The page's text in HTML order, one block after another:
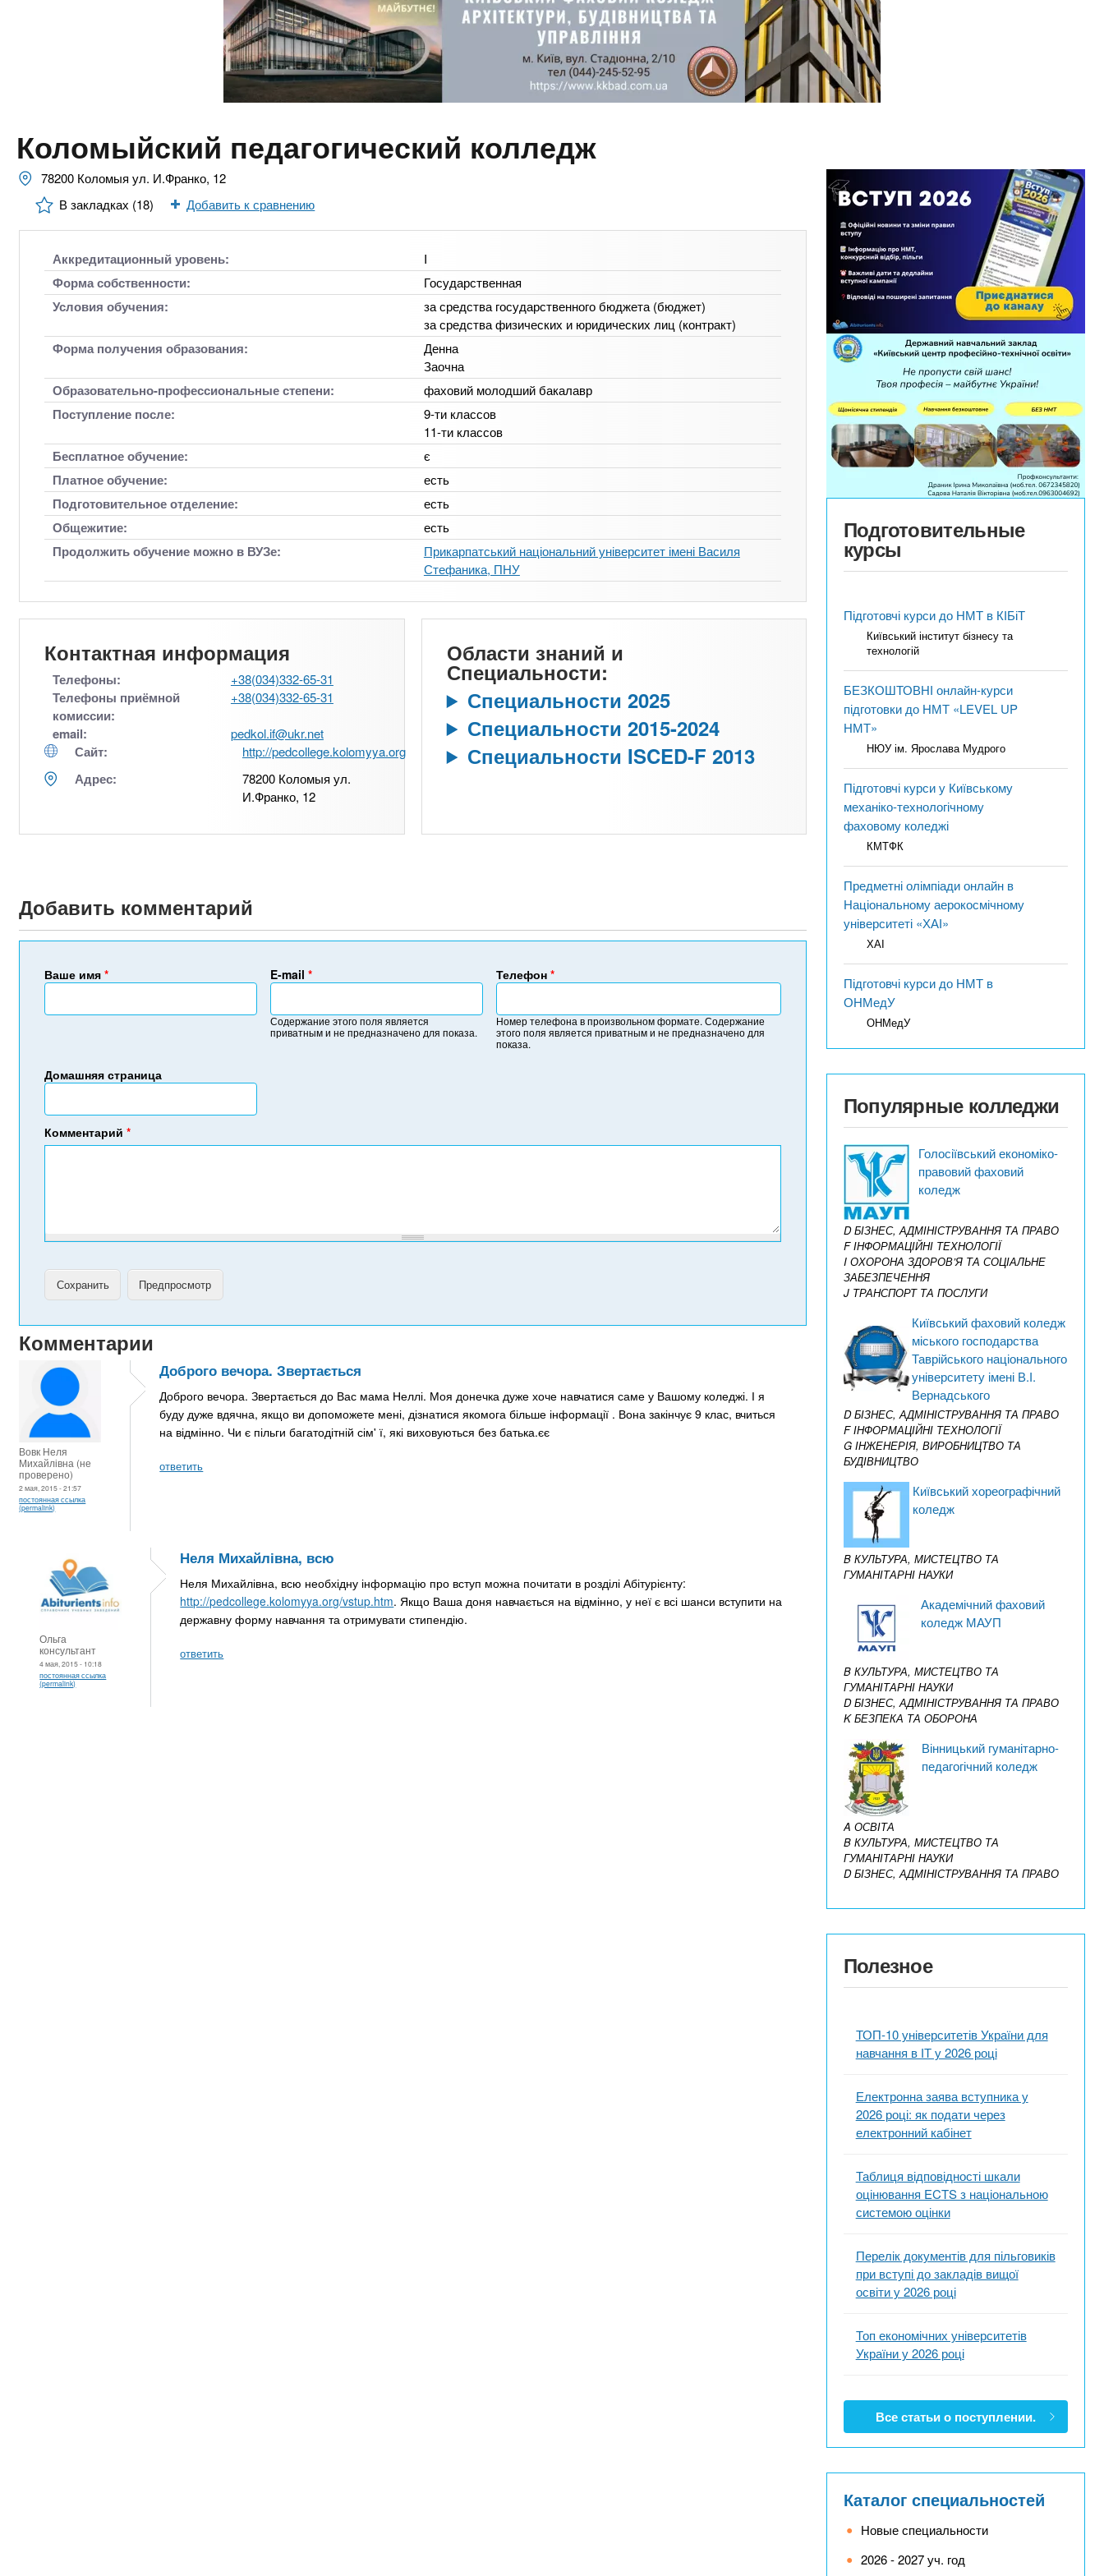
.
i
n
o
е
н
и
Коломыйский педагогический колледж
78200 Коломыя ул. И.Франко, 12
В закладках (18)
Добавить к сравнению
Аккредитационный уровень: I
Форма собственности: Государственная
Условия обучения:
за средства государственного бюджета (бюджет)
за средства физических и юридических лиц (контракт)
Форма получения образования:
Денна
Заочна
Образовательно-профессиональные степени: фаховий молодший бакалавр
Поступление после:
9-ти классов
11-ти классов
Бесплатное обучение: є
Платное обучение: есть
Подготовительное отделение: есть
Общежитие: есть
Продолжить обучение можно в ВУЗе:
Прикарпатський національний університет імені Василя
Стефаника, ПНУ
Контактная информация
Телефоны: +38(034)332-65-31
Телефоны приёмной
комиссии:
+38(034)332-65-31
email: pedkol.if@ukr.net
Сайт: http://pedcollege.kolomyya.org
Адрес:
78200 Коломыя ул.
И.Франко, 12
Области знаний и
Специальности:
Специальности 2025
Специальности 2015-2024
Специальности ISCED-F 2013
Добавить комментарий
Ваше имя* E-mail *
Содержание этого поля является
приватным и не предназначено для показа.
Домашняя страница
Телефон *
Н
м
е
Номер телефона в произвольном формате. Содержание
этого поля является приватным и не предназначено для
показа.
Комментарий*
Комментарии
Вовк Неля
Михайлівна (не
проверено)
2 мая, 2015 - 21:57
постоянная ссылка
(permalink)
Доброго вечора. Звертається
Доброго вечора. Звертається до Вас мама Неллі. Моя донечка дуже хоче навчатися саме у Вашому коледжі. І я
буду дуже вдячна, якщо ви допоможете мені, дізнатися якомога більше інформації . Вона закінчує 9 клас, вчиться
на відмінно. Чи є пільги багатодітній сім' ї, які виховуються без батька.єє
ответить
Ольга
консультант
4 мая, 2015 - 10:18
постоянная ссылка
(permalink)
Неля Михайлівна, всю
Неля Михайлівна, всю необхідну інформацію про вступ можна почитати в розділі Абітурієнту:
http://pedcollege.kolomyya.org/vstup.htm. Якщо Ваша доня навчається на відмінно, у неї є всі шанси вступити на
державну форму навчання та отримувати стипендію.
ответить
Подготовительные
курсы
Підготовчі курси до НМТ в КІБіТ
Київський інститут бізнесу та
технологій
БЕЗКОШТОВНІ онлайн-курси
підготовки до НМТ «LEVEL UP
НМТ»
НЮУ ім. Ярослава Мудрого
Підготовчі курси у Київському
механіко-технологічному
фаховому коледжі
КМТФК
Предметні олімпіади онлайн в
Національному аерокосмічному
університеті «ХАІ»
ХАІ
Підготовчі курси до НМТ в
ОНМедУ
ОНМедУ
Популярные колледжи
Голосіївський економіко-
правовий фаховий
коледж
D БІЗНЕС, АДМІНІСТРУВАННЯ ТА ПРАВО
F ІНФОРМАЦІЙНІ ТЕХНОЛОГІЇ
I ОХОРОНА ЗДОРОВ’Я ТА СОЦІАЛЬНЕ
ЗАБЕЗПЕЧЕННЯ
J ТРАНСПОРТ ТА ПОСЛУГИ
Київський фаховий коледж
міського господарства
Таврійського національного
університету імені В.І.
Вернадського
D БІЗНЕС, АДМІНІСТРУВАННЯ ТА ПРАВО
F ІНФОРМАЦІЙНІ ТЕХНОЛОГІЇ
G ІНЖЕНЕРІЯ, ВИРОБНИЦТВО ТА
БУДІВНИЦТВО
Київський хореографічний
коледж
B КУЛЬТУРА, МИСТЕЦТВО ТА
ГУМАНІТАРНІ НАУКИ
Академічний фаховий
коледж МАУП
B КУЛЬТУРА, МИСТЕЦТВО ТА
ГУМАНІТАРНІ НАУКИ
D БІЗНЕС, АДМІНІСТРУВАННЯ ТА ПРАВО
K БЕЗПЕКА ТА ОБОРОНА
Вінницький гуманітарно-
педагогічний коледж
A ОСВІТА
B КУЛЬТУРА, МИСТЕЦТВО ТА
ГУМАНІТАРНІ НАУКИ
D БІЗНЕС, АДМІНІСТРУВАННЯ ТА ПРАВО
Полезное
ТОП-10 університетів України для
навчання в ІТ у 2026 році
Електронна заява вступника у
2026 році: як подати через
електронний кабінет
Таблиця відповідності шкали
оцінювання ECTS з національною
системою оцінки
Перелік документів для пільговиків
при вступі до закладів вищої
освіти у 2026 році
Топ економічних університетів
України у 2026 році
Все статьи о поступлении.
Каталог специальностей
Новые специальности
2026 - 2027 уч. год